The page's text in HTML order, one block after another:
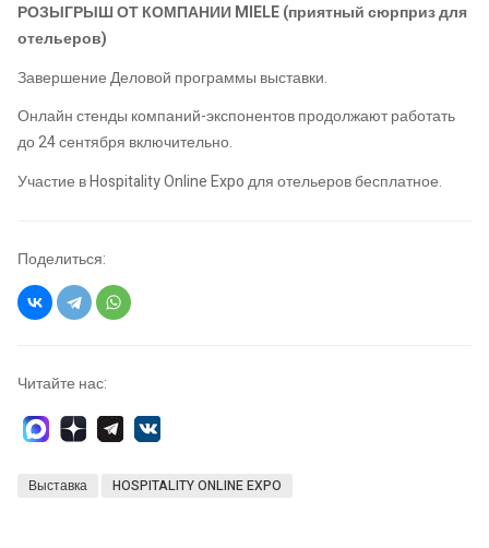
РОЗЫГРЫШ ОТ КОМПАНИИ MIELE (приятный сюрприз для
отельеров)
Завершение Деловой программы выставки.
Онлайн стенды компаний-экспонентов продолжают работать
до 24 сентября включительно.
Участие в Hospitality Online Expo для отельеров бесплатное.
Поделиться:
Читайте нас:
Выставка HOSPITALITY ONLINE EXPO